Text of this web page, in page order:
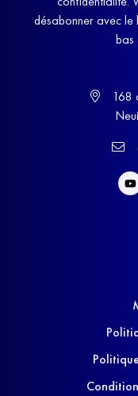
désabonner avec le
bas
168